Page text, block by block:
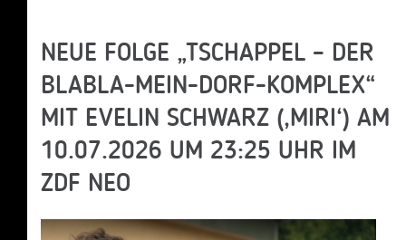
NEUE FOLGE „TSCHAPPEL – DER
BLABLA-MEIN-DORF-KOMPLEX“
MIT EVELIN SCHWARZ (‚MIRI‘) AM
10.07.2026 UM 23:25 UHR IM
ZDF NEO